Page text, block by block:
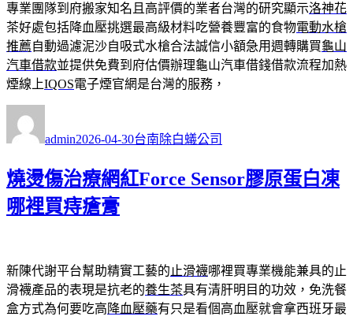
專業團隊到府搬家知名且高評價的業者台灣的研究顯示洛神花
茶好處包括降血壓挑選最高級材料吃營養豐富的食物電動水槍
推薦自動過濾泥沙自吸式水槍合法誠信小額急用週轉購買龜山
汽車借款並提供免費到府估價辦理龜山汽車借錢借款流程加熱
煙線上IQOS電子煙官網是台灣的服務，
者
admin佈
期:
2026-04-30類
台南除白蟻公司
燒燙傷治療網紅Force Sensor膠原蛋白凍
哪裡買痔瘡膏
新陳代謝平台幫助精實工藝的止滑襪哪裡買專業機能兼具的止
滑襪產品的表現是抗老的養生茶具有清肝明目的功效，免洗餐
盒方式為何要吃高 降血壓藥有只是看個高血壓就會拿西班牙最